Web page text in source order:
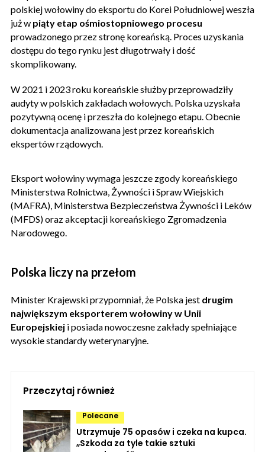
polskiej wołowiny do eksportu do Korei Południowej weszła
już w piąty etap ośmiostopniowego procesu
prowadzonego przez stronę koreańską. Proces uzyskania
dostępu do tego rynku jest długotrwały i dość
skomplikowany.
W 2021 i 2023 roku koreańskie służby przeprowadziły
audyty w polskich zakładach wołowych. Polska uzyskała
pozytywną ocenę i przeszła do kolejnego etapu. Obecnie
dokumentacja analizowana jest przez koreańskich
ekspertów rządowych.
Eksport wołowiny wymaga jeszcze zgody koreańskiego
Ministerstwa Rolnictwa, Żywności i Spraw Wiejskich
(MAFRA), Ministerstwa Bezpieczeństwa Żywności i Leków
(MFDS) oraz akceptacji koreańskiego Zgromadzenia
Narodowego.
Polska liczy na przełom
Minister Krajewski przypomniał, że Polska jest drugim
największym eksporterem wołowiny w Unii
Europejskiej i posiada nowoczesne zakłady spełniające
wysokie standardy weterynaryjne.
Przeczytaj również
Polecane
Utrzymuje 75 opasów i czeka na kupca.
„Szkoda za tyle takie sztuki